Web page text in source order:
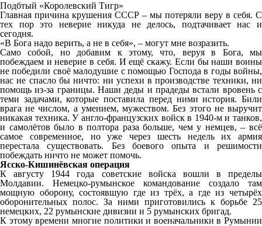
Подбтый «Королевский Тигр»
Главная причина крушения СССР – мы потеряли веру в себя. С
тех пор это неверие никуда не делось, подтачивает нас и
сегодня.
«В Бога надо верить, а не в себя», – могут мне возразить.
Само собой, но добавим к этому, что, веруя в Бога, мы
побеждаем и неверие в себя. И ещё скажу. Если бы наши воины
не победили своё малодушие с помощью Господа в годы войны,
нас не спасло бы ничто: ни успехи в производстве техники, ни
помощь из-за границы. Наши деды и прадеды встали вровень с
теми задачами, которые поставила перед ними история. Били
врага не числом, а умением, мужеством. Без этого не выручит
никакая техника. У англо-французских войск в 1940-м и танков,
и самолётов было в полтора раза больше, чем у немцев, – всё
самое современное, но уже через шесть недель их армия
перестала существовать. Без боевого опыта и решимости
побеждать ничто не может помочь.
Ясско-Кишинёвская операция
К августу 1944 года советские войска вошли в пределы
Молдавии. Немецко-румынское командование создало там
мощную оборону, состоявшую где из трёх, а где из четырёх
оборонительных полос. За ними приготовились к борьбе 25
немецких, 22 румынские дивизии и 5 румынских бригад.
К этому времени многие политики и военачальники в Румынии